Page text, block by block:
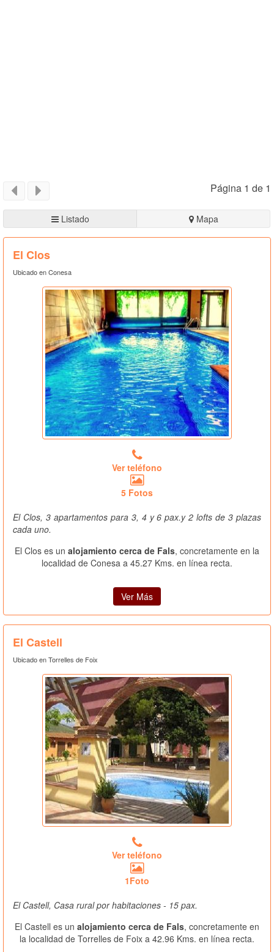
Página 1 de 1
Listado Mapa
El Clos
Ubicado en Conesa
Ver teléfono
5 Fotos
El Clos, 3 apartamentos para 3, 4 y 6 pax.y 2 lofts de 3 plazas
cada uno.
El Clos es un alojamiento cerca de Fals, concretamente en la
localidad de Conesa a 45.27 Kms. en línea recta.
Ver Más
El Castell
Ubicado en Torrelles de Foix
Ver teléfono
1Foto
El Castell, Casa rural por habitaciones - 15 pax.
El Castell es un alojamiento cerca de Fals, concretamente en
la localidad de Torrelles de Foix a 42.96 Kms. en línea recta.